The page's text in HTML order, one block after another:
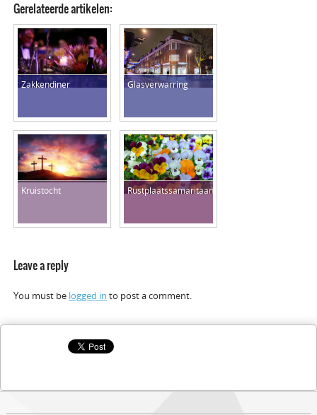
Gerelateerde artikelen:
Zakkendiner Glasverwarring
Kruistocht Rustplaatssamaritaan
Leave a reply
You must be logged in to post a comment.